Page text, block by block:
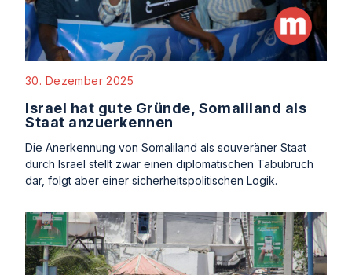
30. Dezember 2025
Israel hat gute Gründe, Somaliland als
Staat anzuerkennen
Die Anerkennung von Somaliland als souveräner Staat
durch Israel stellt zwar einen diplomatischen Tabubruch
dar, folgt aber einer sicherheitspolitischen Logik.